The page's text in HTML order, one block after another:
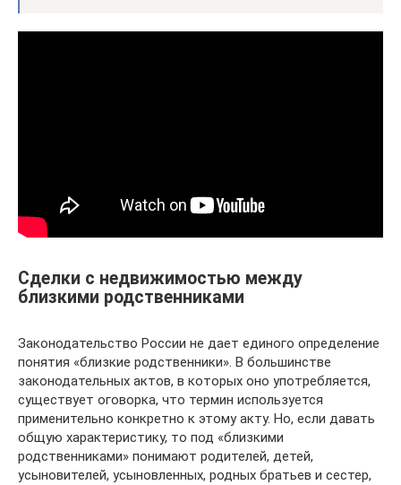
Сделки с недвижимостью между
близкими родственниками
Законодательство России не дает единого определение
понятия «близкие родственники». В большинстве
законодательных актов, в которых оно употребляется,
существует оговорка, что термин используется
применительно конкретно к этому акту. Но, если давать
общую характеристику, то под «близкими
родственниками» понимают родителей, детей,
усыновителей, усыновленных, родных братьев и сестер,